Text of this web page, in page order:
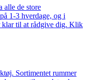
alle de store
1-3 hverdage, og i
klar til at rådgive dig. Klik
Sortimentet rummer